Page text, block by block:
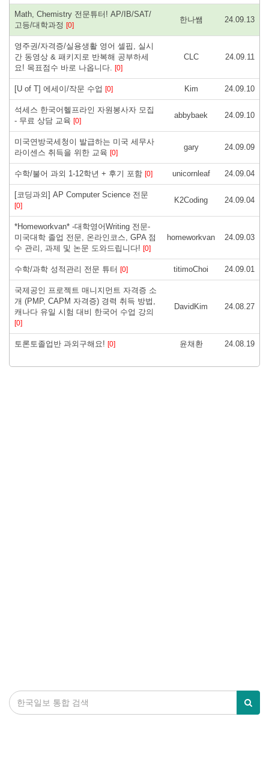
Math, Chemistry 전문튜터! AP/IB/SAT/
고등/대학과정 [0]
한나쌤 24.09.13
영주권/자격증/실용생활 영어 셀핍, 실시
간 동영상 & 패키지로 반복해 공부하세
요! 목표점수 바로 나옵니다. [0]
CLC 24.09.11
[U of T] 에세이/작문 수업 [0] Kim 24.09.10
석세스 한국어헬프라인 자원봉사자 모집
- 무료 상담 교육 [0]
abbybaek 24.09.10
미국연방국세청이 발급하는 미국 세무사
라이센스 취득을 위한 교육 [0]
gary 24.09.09
수학/불어 과외 1-12학년 + 후기 포함 [0] unicornleaf 24.09.04
[코딩과외] AP Computer Science 전문
[0]
K2Coding 24.09.04
*Homeworkvan* -대학영어Writing 전문-
미국대학 졸업 전문, 온라인코스, GPA 점
수 관리, 과제 및 논문 도와드립니다! [0]
homeworkvan 24.09.03
수학/과학 성적관리 전문 튜터 [0] titimoChoi 24.09.01
국제공인 프로젝트 매니지먼트 자격증 소
개 (PMP, CAPM 자격증) 경력 취득 방법,
캐나다 유일 시험 대비 한국어 수업 강의
[0]
DavidKim 24.08.27
토론토졸업반 과외구해요! [0] 윤채환 24.08.19